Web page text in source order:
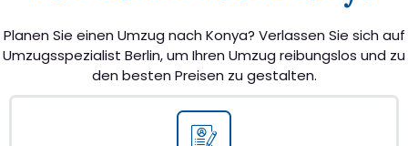
Planen Sie einen Umzug nach Konya? Verlassen Sie sich auf
Umzugsspezialist Berlin, um Ihren Umzug reibungslos und zu
den besten Preisen zu gestalten.